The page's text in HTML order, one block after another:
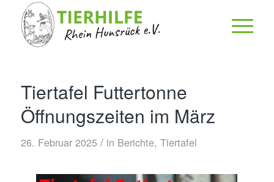
Tiertafel Futtertonne
Öffnungszeiten im März
26. Februar 2025 / in Berichte, Tiertafel